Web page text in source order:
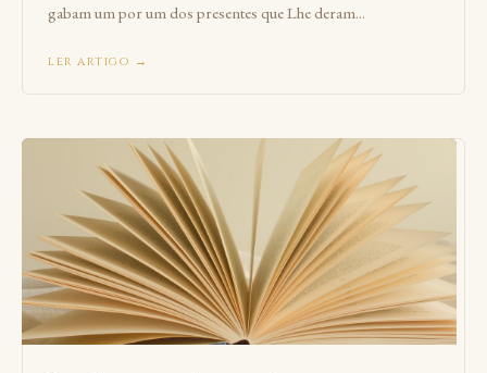
gabam um por um dos presentes que Lhe deram...
ler artigo →